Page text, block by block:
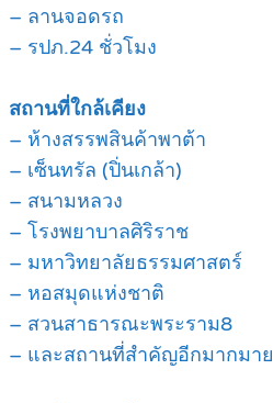
– ลานจอดรถ
– รปภ.24 ชั่วโมง
สถานที่ใกล้เคียง
– ห้างสรรพสินค้าพาต้า
– เซ็นทรัล (ปิ่นเกล้า)
– สนามหลวง
– โรงพยาบาลศิริราช
– มหาวิทยาลัยธรรมศาสตร์
– หอสมุดแห่งชาติ
– สวนสาธารณะพระราม8
– และสถานที่สำคัญอีกมากมาย